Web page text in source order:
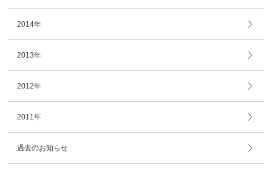
2014年
2013年
2012年
2011年
過去のお知らせ